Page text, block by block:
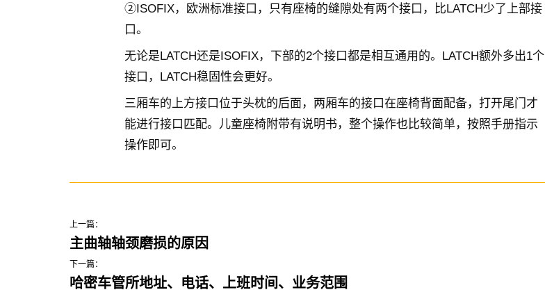
②ISOFIX，欧洲标准接口，只有座椅的缝隙处有两个接口，比LATCH少了上部接
口。
无论是LATCH还是ISOFIX，下部的2个接口都是相互通用的。LATCH额外多出1个
接口，LATCH稳固性会更好。
三厢车的上方接口位于头枕的后面，两厢车的接口在座椅背面配备，打开尾门才
能进行接口匹配。儿童座椅附带有说明书，整个操作也比较简单，按照手册指示
操作即可。
上一篇：
主曲轴轴颈磨损的原因
下一篇：
哈密车管所地址、电话、上班时间、业务范围